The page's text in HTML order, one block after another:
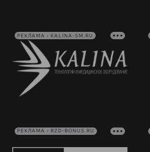
РЕКЛАМА • KALINA-SM.RU
РЕКЛАМА • RZD-BONUS.RU